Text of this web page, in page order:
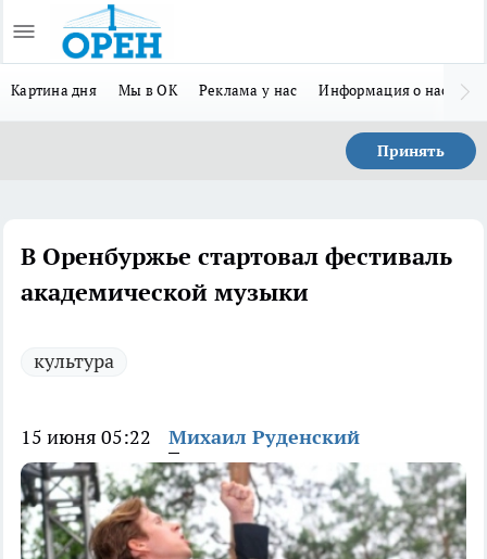
Картина дня Мы в ОК Реклама у нас Информация о нас
Принять
В Оренбуржье стартовал фестиваль
академической музыки
культура
15 июня 05:22 Михаил Руденский